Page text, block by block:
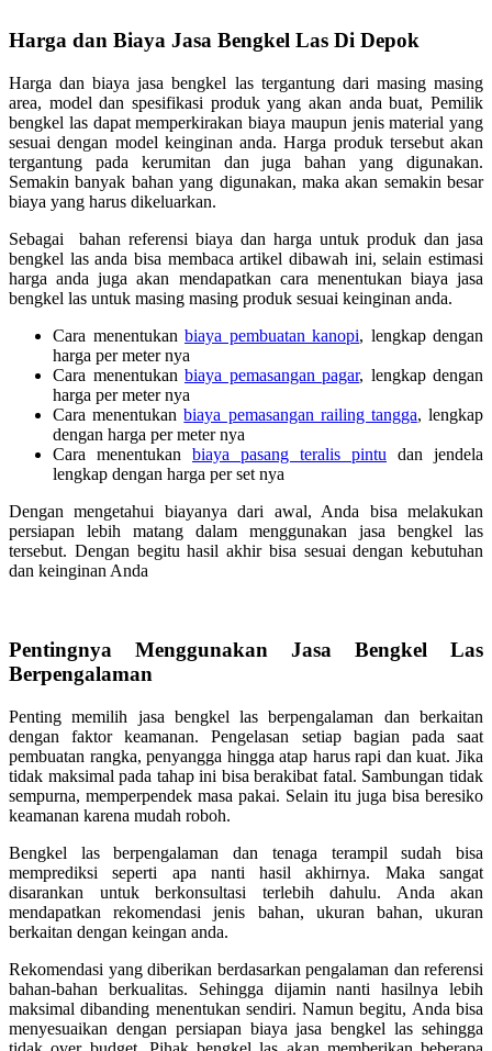
Harga dan Biaya Jasa Bengkel Las Di Depok
Harga dan biaya jasa bengkel las tergantung dari masing masing
area, model dan spesifikasi produk yang akan anda buat, Pemilik
bengkel las dapat memperkirakan biaya maupun jenis material yang
sesuai dengan model keinginan anda. Harga produk tersebut akan
tergantung pada kerumitan dan juga bahan yang digunakan.
Semakin banyak bahan yang digunakan, maka akan semakin besar
biaya yang harus dikeluarkan.
Sebagai bahan referensi biaya dan harga untuk produk dan jasa
bengkel las anda bisa membaca artikel dibawah ini, selain estimasi
harga anda juga akan mendapatkan cara menentukan biaya jasa
bengkel las untuk masing masing produk sesuai keinginan anda.
Cara menentukan biaya pembuatan kanopi, lengkap dengan
harga per meter nya
Cara menentukan biaya pemasangan pagar, lengkap dengan
harga per meter nya
Cara menentukanbiaya pemasangan railing tangga, lengkap
dengan harga per meter nya
Cara menentukan biaya pasang teralis pintu dan jendela
lengkap dengan harga per set nya
Dengan mengetahui biayanya dari awal, Anda bisa melakukan
persiapan lebih matang dalam menggunakan jasa bengkel las
tersebut. Dengan begitu hasil akhir bisa sesuai dengan kebutuhan
dan keinginan Anda
Pentingnya Menggunakan Jasa Bengkel Las
Berpengalaman
Penting memilih jasa bengkel las berpengalaman dan berkaitan
dengan faktor keamanan. Pengelasan setiap bagian pada saat
pembuatan rangka, penyangga hingga atap harus rapi dan kuat. Jika
tidak maksimal pada tahap ini bisa berakibat fatal. Sambungan tidak
sempurna, memperpendek masa pakai. Selain itu juga bisa beresiko
keamanan karena mudah roboh.
Bengkel las berpengalaman dan tenaga terampil sudah bisa
memprediksi seperti apa nanti hasil akhirnya. Maka sangat
disarankan untuk berkonsultasi terlebih dahulu. Anda akan
mendapatkan rekomendasi jenis bahan, ukuran bahan, ukuran
berkaitan dengan keingan anda.
Rekomendasi yang diberikan berdasarkan pengalaman dan referensi
bahan-bahan berkualitas. Sehingga dijamin nanti hasilnya lebih
maksimal dibanding menentukan sendiri. Namun begitu, Anda bisa
menyesuaikan dengan persiapan biaya jasa bengkel las sehingga